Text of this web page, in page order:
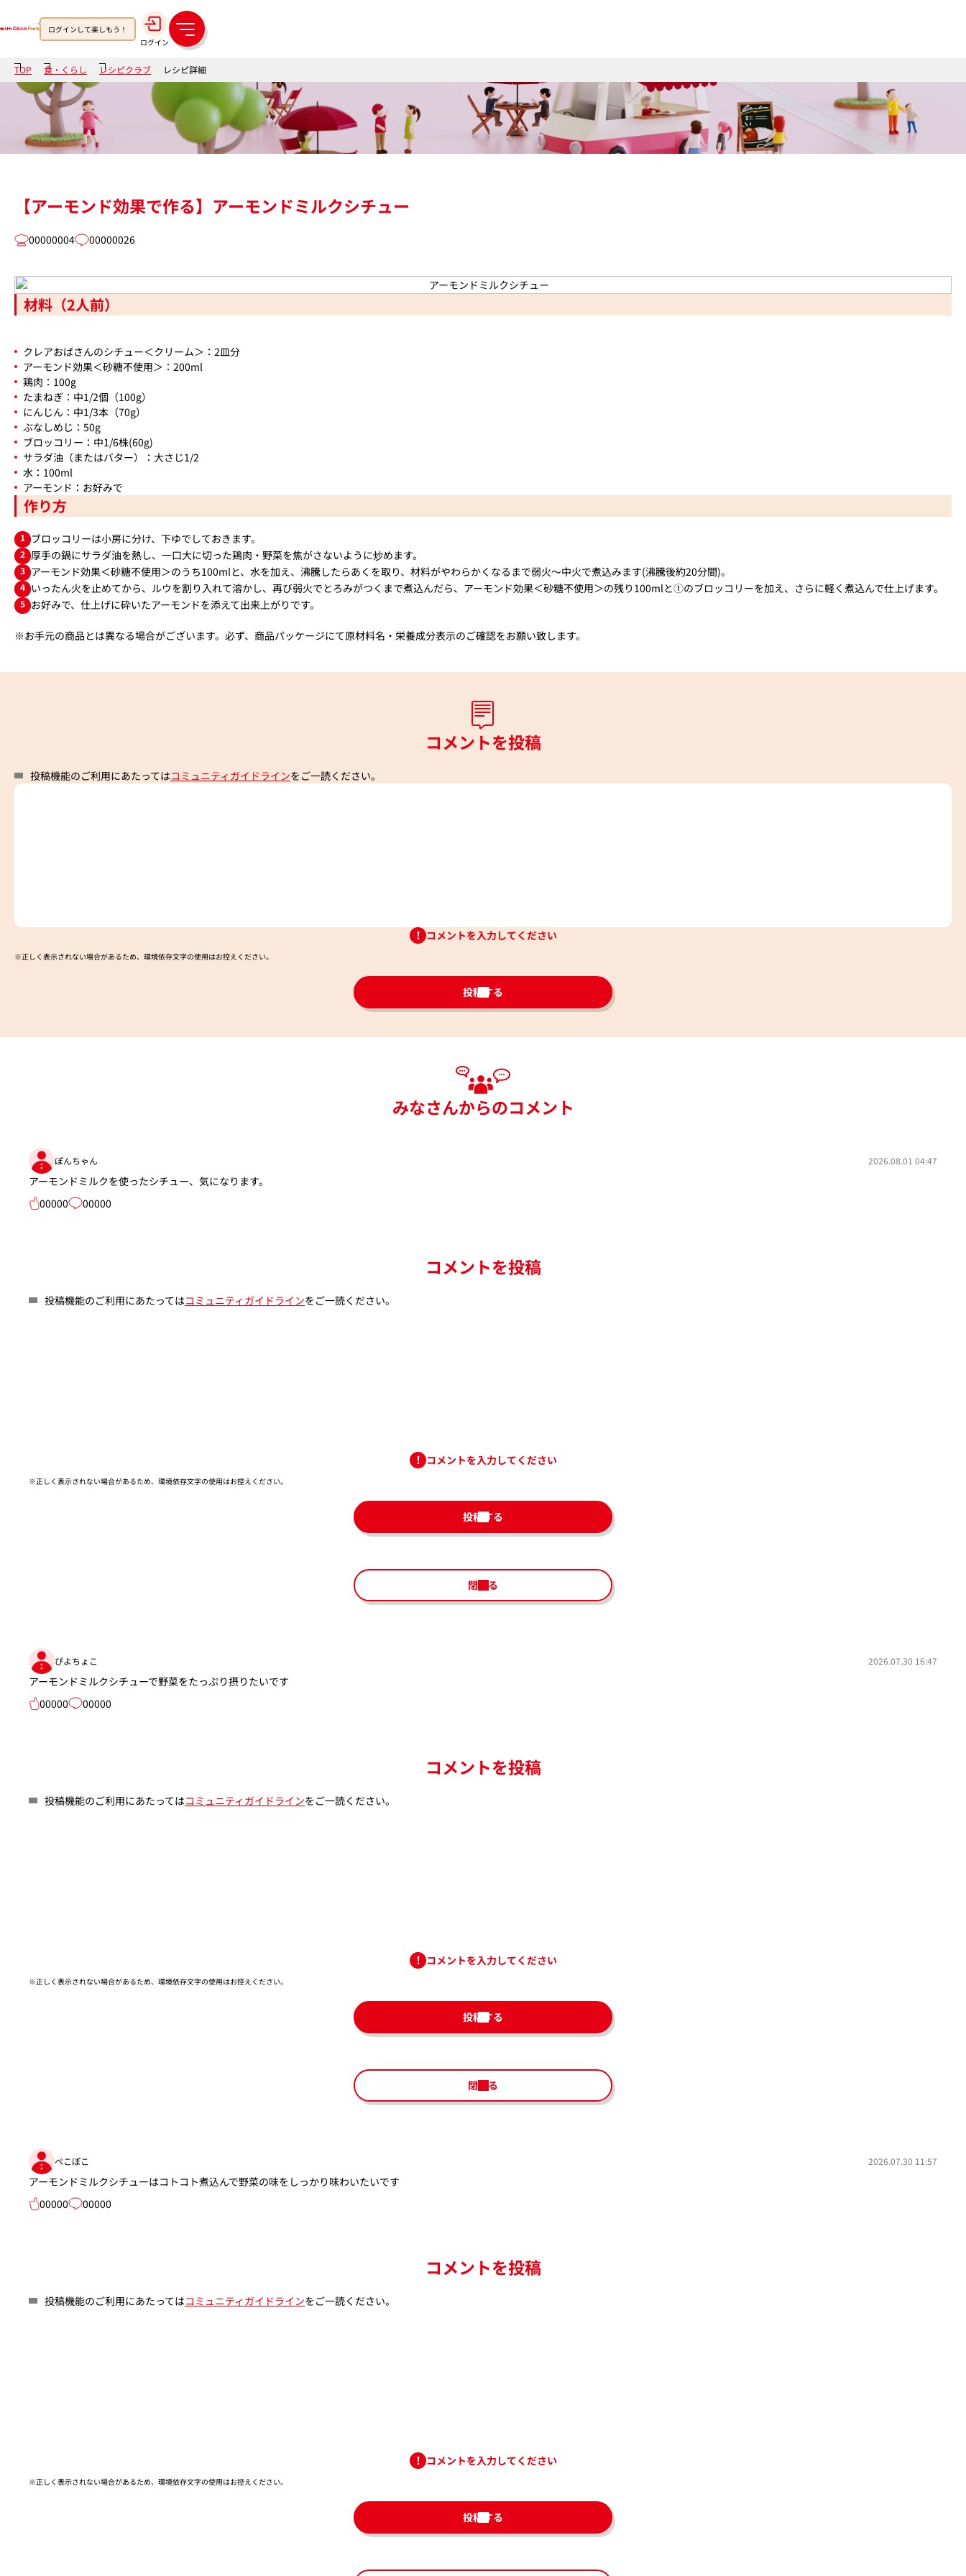
ログインして楽しもう！
ログイン
メ
ニ
ュ
ー
TOP 食・くらし レシピクラブ レシピ詳細
【アーモンド効果で作る】アーモンドミルクシチュー
00000004 00000026
材料（2人前）
クレアおばさんのシチュー＜クリーム＞：2皿分
アーモンド効果＜砂糖不使用＞：200ml
鶏肉：100g
たまねぎ：中1/2個（100g）
にんじん：中1/3本（70g）
ぶなしめじ：50g
ブロッコリー：中1/6株(60g)
サラダ油（またはバター）：大さじ1/2
水：100ml
アーモンド：お好みで
作り方
1 ブロッコリーは小房に分け、下ゆでしておきます。
2 厚手の鍋にサラダ油を熱し、一口大に切った鶏肉・野菜を焦がさないように炒めます。
3 アーモンド効果＜砂糖不使用＞のうち100mlと、水を加え、沸騰したらあくを取り、材料がやわらかくなるまで弱火～中火で煮込みます(沸騰後約20分間)。
4 いったん火を止めてから、ルウを割り入れて溶かし、再び弱火でとろみがつくまで煮込んだら、アーモンド効果＜砂糖不使用＞の残り100mlと①のブロッコリーを加え、さらに軽く煮込んで仕上げます。
5 お好みで、仕上げに砕いたアーモンドを添えて出来上がりです。
※お手元の商品とは異なる場合がございます。必ず、商品パッケージにて原材料名・栄養成分表示のご確認をお願い致します。
コメントを投稿
投稿機能のご利用にあたってはコミュニティガイドラインをご一読ください。
コメントを入力してください
※正しく表示されない場合があるため、環境依存文字の使用はお控えください。​
投稿する
みなさんからのコメント
ぽんちゃん 2026.08.01 04:47
アーモンドミルクを使ったシチュー、気になります。
00000
00000
コメントを投稿
投稿機能のご利用にあたってはコミュニティガイドラインをご一読ください。
コメントを入力してください
※正しく表示されない場合があるため、環境依存文字の使用はお控えください。​
投稿する
閉じる
ぴよちょこ 2026.07.30 16:47
アーモンドミルクシチューで野菜をたっぷり摂りたいです
00000
00000
コメントを投稿
投稿機能のご利用にあたってはコミュニティガイドラインをご一読ください。
コメントを入力してください
※正しく表示されない場合があるため、環境依存文字の使用はお控えください。​
投稿する
閉じる
ぺこぽこ 2026.07.30 11:57
アーモンドミルクシチューはコトコト煮込んで野菜の味をしっかり味わいたいです
00000
00000
コメントを投稿
投稿機能のご利用にあたってはコミュニティガイドラインをご一読ください。
コメントを入力してください
※正しく表示されない場合があるため、環境依存文字の使用はお控えください。​
投稿する